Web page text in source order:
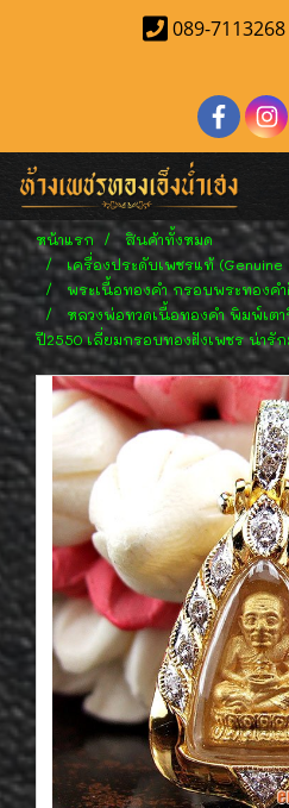
089-
หน้าแรก
สินค้าทั้งหมด
เครื่องประดับเพชรแท้ (Genuine
พระเนื้อทองคำ กรอบพระทองค
หลวงพ่อทวดเนื้อทองคำ พิมพ์เต
ปี2550 เลี่ยมกรอบทองฝังเพชร น่ารั